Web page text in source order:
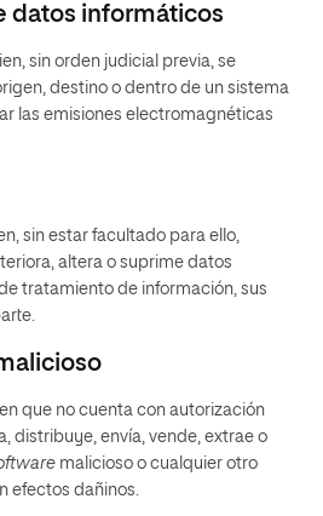
datos informáticos
sin orden judicial previa, se
destino o dentro de un sistema
las emisiones electromagnéticas
sin estar facultado para ello,
altera o suprime datos
tratamiento de información, sus
que no cuenta con autorización
distribuye, envía, vende, extrae o
malicioso o cualquier otro
efectos dañinos.